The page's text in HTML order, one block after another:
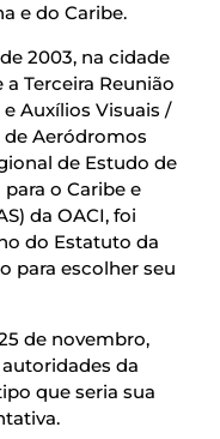
e do Caribe.
2003, na cidade
Terceira Reunião
Auxílios Visuais /
Aeródromos
de Estudo de
o Caribe e
da OACI, foi
do Estatuto da
para escolher seu
de novembro,
da
que seria sua